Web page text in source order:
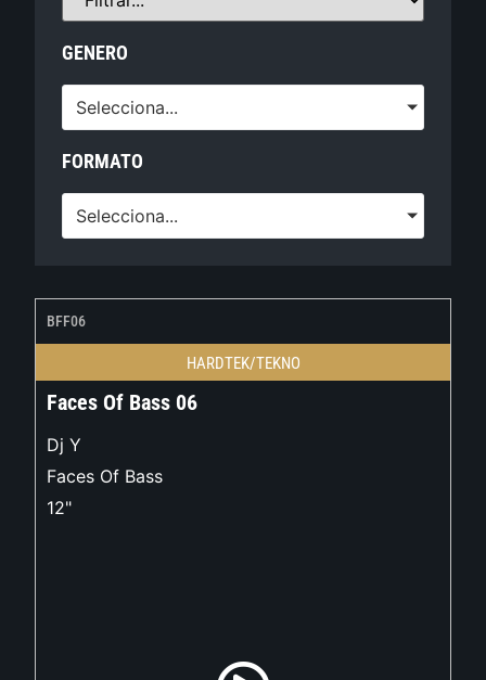
GENERO
Selecciona...
FORMATO
Selecciona...
BFF06
HARDTEK/TEKNO
Faces Of Bass 06
Dj Y
Faces Of Bass
12"